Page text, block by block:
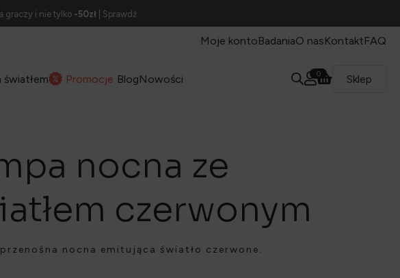
graczy i nie tylko -50zł| Sprawdź
Moje kontoBadaniaO nasKontaktFAQ
Promocje BlogNowości 0 Sklep
nocna ze
czerwonym
nocna emitująca światło czerwone.